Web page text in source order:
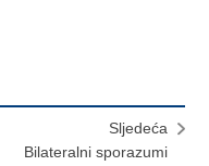
Sljedeća
Bilateralni sporazumi